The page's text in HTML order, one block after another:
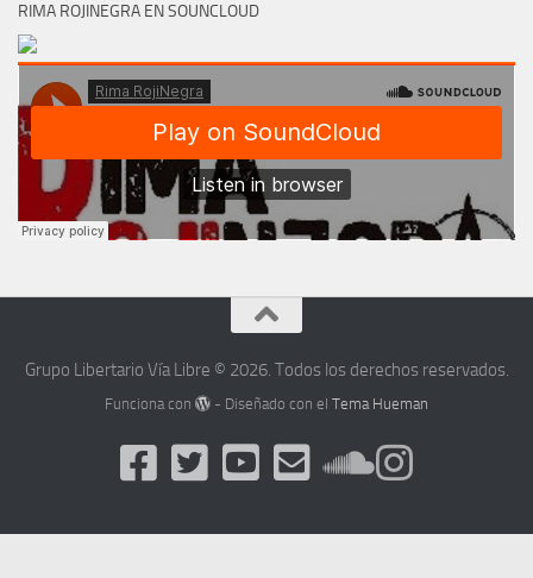
RIMA ROJINEGRA EN SOUNCLOUD
Grupo Libertario Vía Libre © 2026. Todos los derechos reservados.
Funciona con - Diseñado con elTema Hueman